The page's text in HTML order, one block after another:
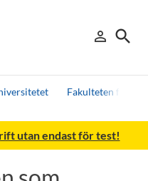
person_outline
Logga in
search
Sök
Fakulteten för
utan endast för test!